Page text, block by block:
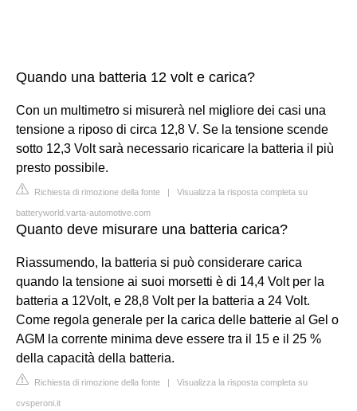
Quando una batteria 12 volt e carica?
Con un multimetro si misurerà nel migliore dei casi una
tensione a riposo di circa 12,8 V. Se la tensione scende
sotto 12,3 Volt sarà necessario ricaricare la batteria il più
presto possibile.
Richiesta di rimozione della fonte | Visualizza la risposta completa su
batteryworld.varta-automotive.com
Quanto deve misurare una batteria carica?
Riassumendo, la batteria si può considerare carica
quando la tensione ai suoi morsetti è di 14,4 Volt per la
batteria a 12Volt, e 28,8 Volt per la batteria a 24 Volt.
Come regola generale per la carica delle batterie al Gel o
AGM la corrente minima deve essere tra il 15 e il 25 %
della capacità della batteria.
Richiesta di rimozione della fonte | Visualizza la risposta completa su
cvsperoni.it